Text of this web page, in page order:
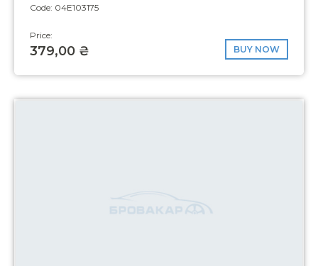
Code: 04E103175
Price:
379,00 ₴ BUY NOW